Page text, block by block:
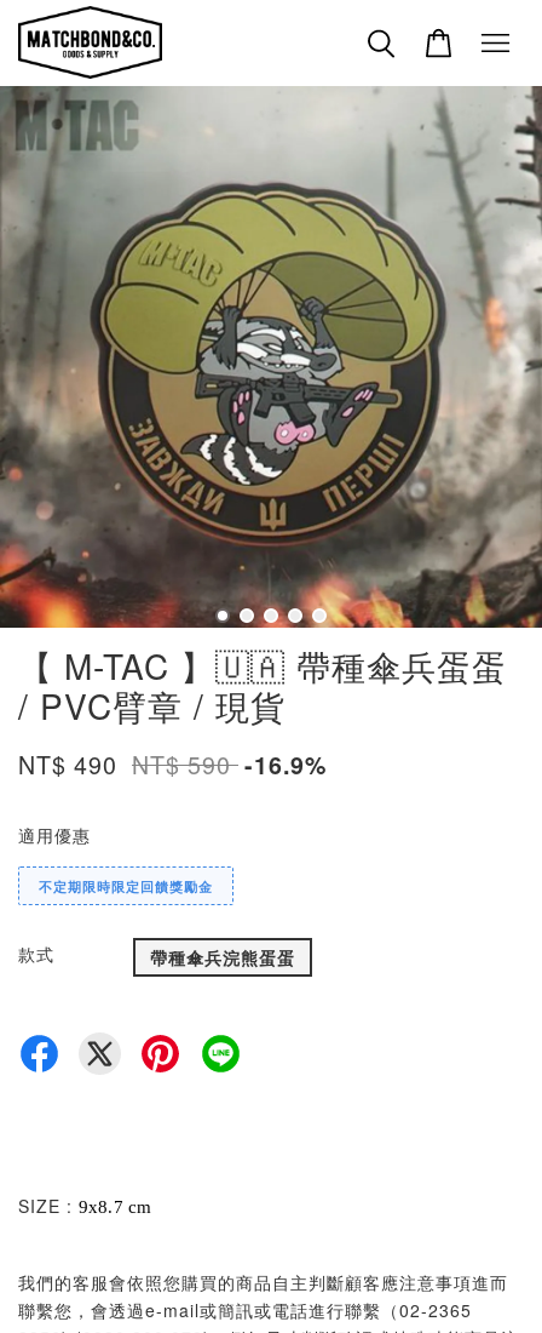
【 M-TAC 】🇺🇦 帶種傘兵蛋蛋
/ PVC臂章 / 現貨
NT$ 490 NT$ 590-16.9%
適用優惠
不定期限時限定回饋獎勵金
款式 帶種傘兵浣熊蛋蛋
SIZE : 9x8.7 cm
我們的客服會依照您購買的商品自主判斷顧客應注意事項進而
聯繫您，會透過e-mail或簡訊或電話進行聯繫（02-2365